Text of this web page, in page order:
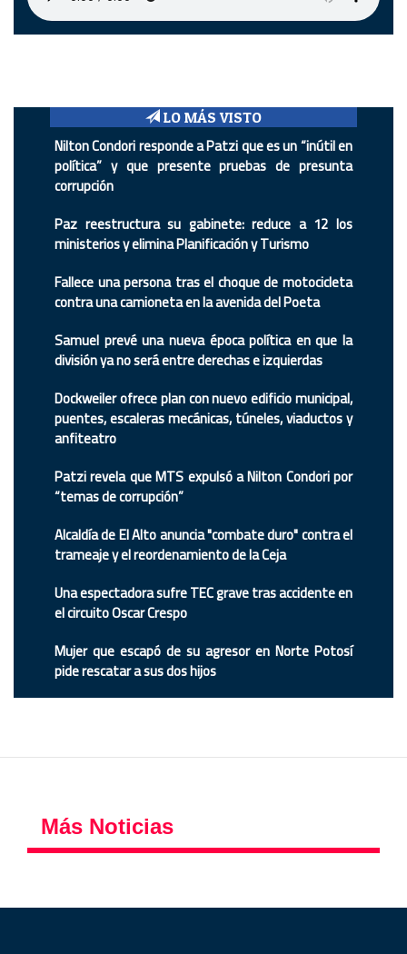
LO MÁS VISTO
Nilton Condori responde a Patzi que es un “inútil en
política” y que presente pruebas de presunta
corrupción
Paz reestructura su gabinete: reduce a 12 los
ministerios y elimina Planificación y Turismo
Fallece una persona tras el choque de motocicleta
contra una camioneta en la avenida del Poeta
Samuel prevé una nueva época política en que la
división ya no será entre derechas e izquierdas
Dockweiler ofrece plan con nuevo edificio municipal,
puentes, escaleras mecánicas, túneles, viaductos y
anfiteatro
Patzi revela que MTS expulsó a Nilton Condori por
“temas de corrupción”
Alcaldía de El Alto anuncia "combate duro" contra el
trameaje y el reordenamiento de la Ceja
Una espectadora sufre TEC grave tras accidente en
el circuito Oscar Crespo
Mujer que escapó de su agresor en Norte Potosí
pide rescatar a sus dos hijos
Más Noticias